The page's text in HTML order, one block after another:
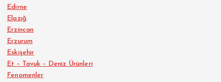
Edirne
Elazığ
Erzincan
Erzurum
Eskişehir
Et – Tavuk – Deniz Ürünleri
Fenomenler